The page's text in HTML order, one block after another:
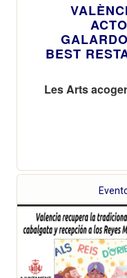
BEST
Les Arts